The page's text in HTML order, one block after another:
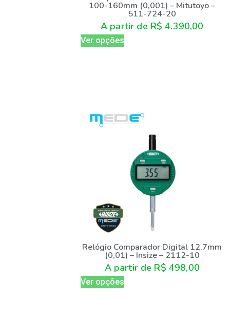
100-160mm (0,001) – Mitutoyo –
511-724-20
A partir de R$ 4.390,00
Ver opções
Relógio Comparador Digital 12,7mm
(0,01) – Insize – 2112-10
A partir de R$ 498,00
Ver opções